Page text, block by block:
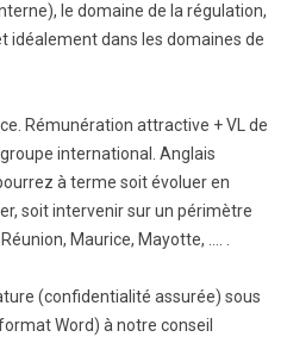
le domaine de la régulation,
idéalement dans les domaines de
Rémunération attractive + VL de
international. Anglais
à terme soit évoluer en
soit intervenir sur un périmètre
Maurice, Mayotte, …. .
(confidentialité assurée) sous
Word) à notre conseil